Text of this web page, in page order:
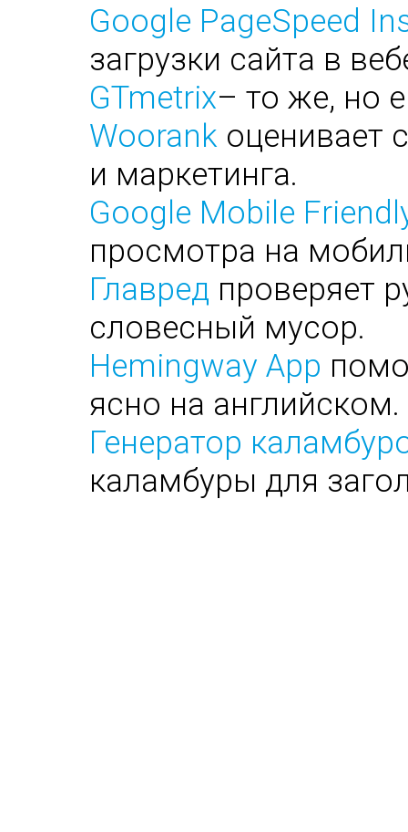
Google PageSpeed
загрузки сайта в
GTmetrix– то же, но
Woorank оценивает
и маркетинга.
Google Mobile
просмотра на
Главред проверяет
словесный мусор.
Hemingway App
ясно на английском.
Генератор
каламбуры для